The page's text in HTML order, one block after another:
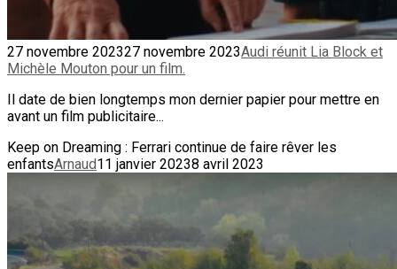
27 novembre 202327 novembre 2023Audi réunit Lia Block et
Michèle Mouton pour un film.
Il date de bien longtemps mon dernier papier pour mettre en
avant un film publicitaire...
Keep on Dreaming : Ferrari continue de faire rêver les
enfantsArnaud11 janvier 20238 avril 2023